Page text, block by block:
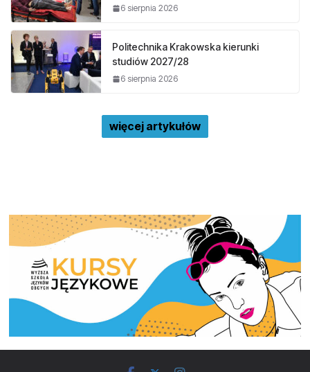
6 sierpnia 2026
Politechnika Krakowska kierunki
studiów 2027/28
6 sierpnia 2026
więcej artykułów